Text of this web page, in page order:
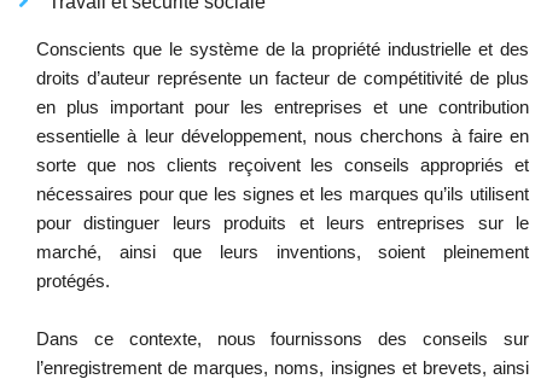
Conscients que le système de la propriété industrielle et des
droits d’auteur représente un facteur de compétitivité de plus
en plus important pour les entreprises et une contribution
essentielle à leur développement, nous cherchons à faire en
sorte que nos clients reçoivent les conseils appropriés et
nécessaires pour que les signes et les marques qu’ils utilisent
pour distinguer leurs produits et leurs entreprises sur le
marché, ainsi que leurs inventions, soient pleinement
protégés.
Dans ce contexte, nous fournissons des conseils sur
l’enregistrement de marques, noms, insignes et brevets, ainsi